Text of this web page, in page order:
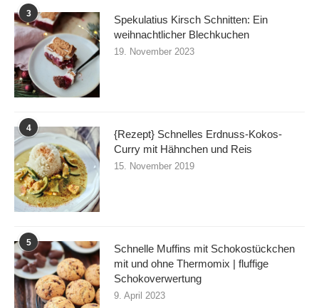
3
Spekulatius Kirsch Schnitten: Ein
weihnachtlicher Blechkuchen
19. November 2023
4
{Rezept} Schnelles Erdnuss-Kokos-
Curry mit Hähnchen und Reis
15. November 2019
5
Schnelle Muffins mit Schokostückchen
mit und ohne Thermomix | fluffige
Schokoverwertung
9. April 2023